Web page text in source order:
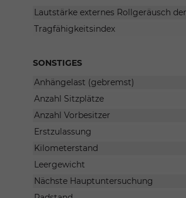
Lautstärke externes Rollgeräusch
Tragfähigkeitsindex
SONSTIGES
Anhängelast (gebremst)
Anzahl Sitzplätze
Anzahl Vorbesitzer
Erstzulassung
Kilometerstand
Leergewicht
Nächste Hauptuntersuchung